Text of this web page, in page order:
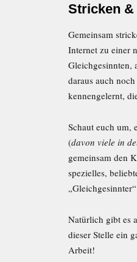
Stricken &
Gemeinsam
Internet zu einer
Gleichgesinnten,
daraus auch
kennengelernt,
Schaut euch um,
(davon viele in
gemeinsam den
spezielles,
Natürlich gibt es
dieser Stelle ein
Arbeit!